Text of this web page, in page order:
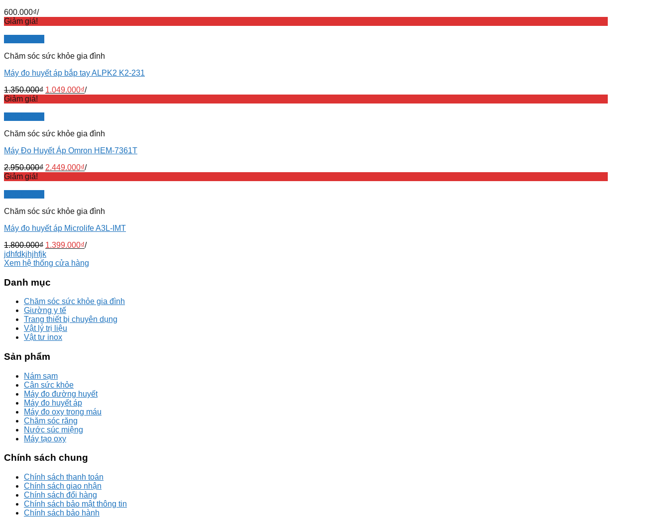
600.000₫/
Giảm giá!
Chăm sóc sức khỏe gia đình
Máy đo huyết áp bắp tay ALPK2 K2-231
1.350.000₫ 1.049.000₫/
Giảm giá!
Chăm sóc sức khỏe gia đình
Máy Đo Huyết Áp Omron HEM-7361T
2.950.000₫ 2.449.000₫/
Giảm giá!
Chăm sóc sức khỏe gia đình
Máy đo huyết áp Microlife A3L-IMT
1.800.000₫ 1.399.000₫/
jdhfdkjhjhfjk
Xem hệ thống cửa hàng
Danh mục
Chăm sóc sức khỏe gia đình
Giường y tế
Trang thiết bị chuyên dụng
Vật lý trị liệu
Vật tư inox
Sản phẩm
Nám sạm
Cân sức khỏe
Máy đo đường huyết
Máy đo huyết áp
Máy đo oxy trong máu
Chăm sóc răng
Nước súc miệng
Máy tạo oxy
Chính sách chung
Chính sách thanh toán
Chính sách giao nhận
Chính sách đổi hàng
Chính sách bảo mật thông tin
Chính sách bảo hành